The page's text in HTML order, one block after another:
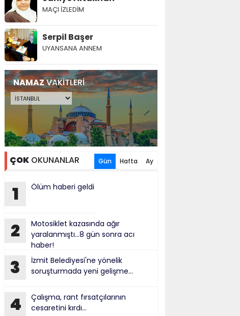
MAÇI İZLEDİM
Serpil Başer
UYANSANA ANNEM
NAMAZVAKİTLERİ
ÇOK OKUNANLAR Gün Hafta Ay
1 Ölüm haberi geldi
2
Motosiklet kazasında ağır
yaralanmıştı...8 gün sonra acı
haber!
3
İzmit Belediyesi'ne yönelik
soruşturmada yeni gelişme...
4
Çalışma, rant fırsatçılarının
cesaretini kırdı...